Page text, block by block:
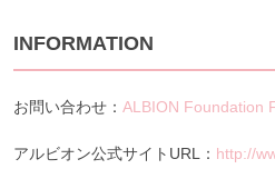
INFORMATION
お問い合わせ： ALBION Foundation
アルビオン公式サイトURL： http://